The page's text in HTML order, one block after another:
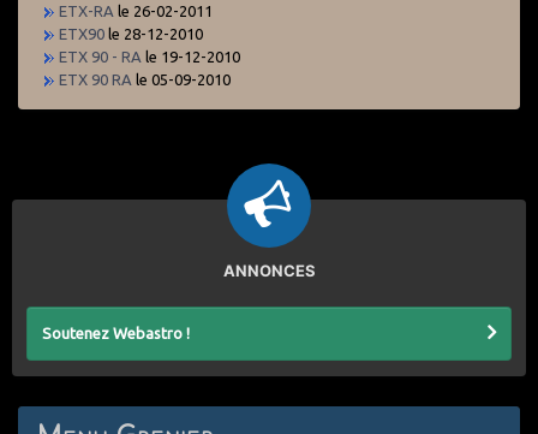
ETX-RA le 26-02-2011
ETX90 le 28-12-2010
ETX 90 - RA le 19-12-2010
ETX 90 RA le 05-09-2010
ANNONCES
Soutenez Webastro !